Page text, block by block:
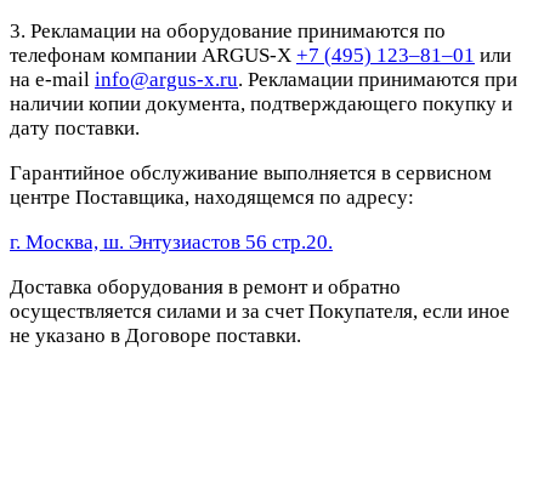
3. Рекламации на оборудование принимаются по
телефонам компании ARGUS-X +7 (495) 123–81–01 или
на e-mail info@argus-x.ru. Рекламации принимаются при
наличии копии документа, подтверждающего покупку и
дату поставки.
Гарантийное обслуживание выполняется в сервисном
центре Поставщика, находящемся по адресу:
г. Москва, ш. Энтузиастов 56 стр.20.
Доставка оборудования в ремонт и обратно
осуществляется силами и за счет Покупателя, если иное
не указано в Договоре поставки.